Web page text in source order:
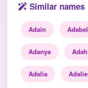
Similar names
Adain Adabel
Adanya Adah
Adalia Adalie